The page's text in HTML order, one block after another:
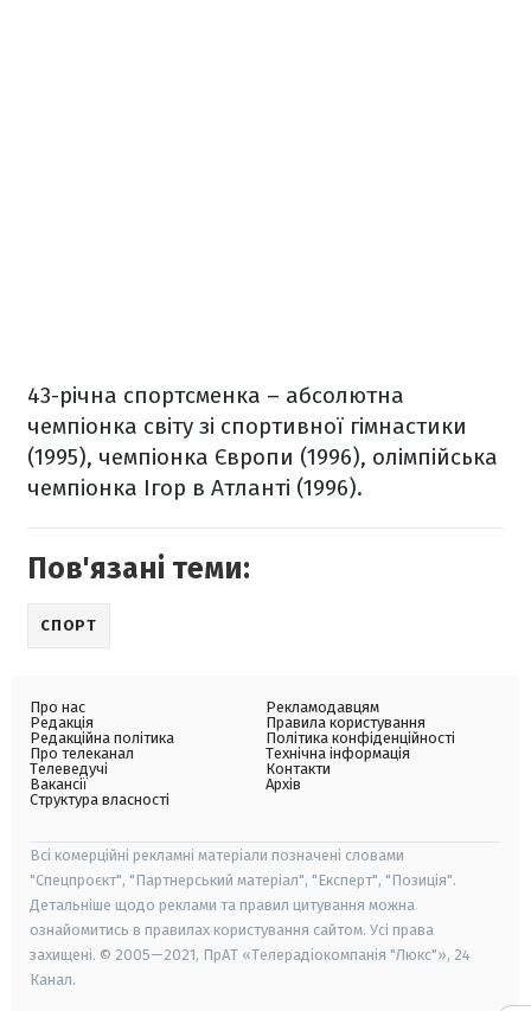
43-річна спортсменка – абсолютна
чемпіонка світу зі спортивної гімнастики
(1995), чемпіонка Європи (1996), олімпійська
чемпіонка Ігор в Атланті (1996).
Пов'язані теми:
СПОРТ
Про нас
Редакція
Редакційна політика
Про телеканал
Телеведучі
Вакансії
Структура власності
Рекламодавцям
Правила користування
Політика конфіденційності
Технічна інформація
Контакти
Архів
Всі комерційні рекламні матеріали позначені словами
"Спецпроєкт", "Партнерський матеріал", "Експерт", "Позиція".
Детальніше щодо реклами та правил цитування можна
ознайомитись в правилах користування сайтом. Усі права
захищені. © 2005—2021, ПрАТ «Телерадіокомпанія "Люкс"», 24
Канал.